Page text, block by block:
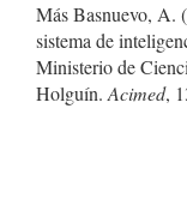
Más Basnuevo, A.
sistema de
Ministerio de
Holguín.Acimed,